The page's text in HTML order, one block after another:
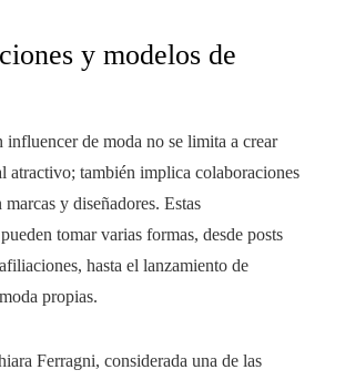
y modelos de
influencer de moda no se limita a crear
atractivo; también implica colaboraciones
marcas y diseñadores. Estas
tomar varias formas, desde posts
hasta el lanzamiento de
propias.
Ferragni, considerada una de las